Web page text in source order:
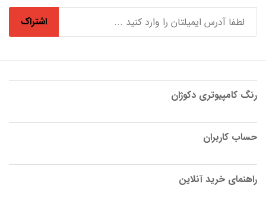
اشتراک
رنگ کامپیوتری دکوژان
حساب کاربران
راهنمای خرید آنلاین